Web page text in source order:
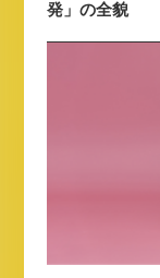
発」の全貌